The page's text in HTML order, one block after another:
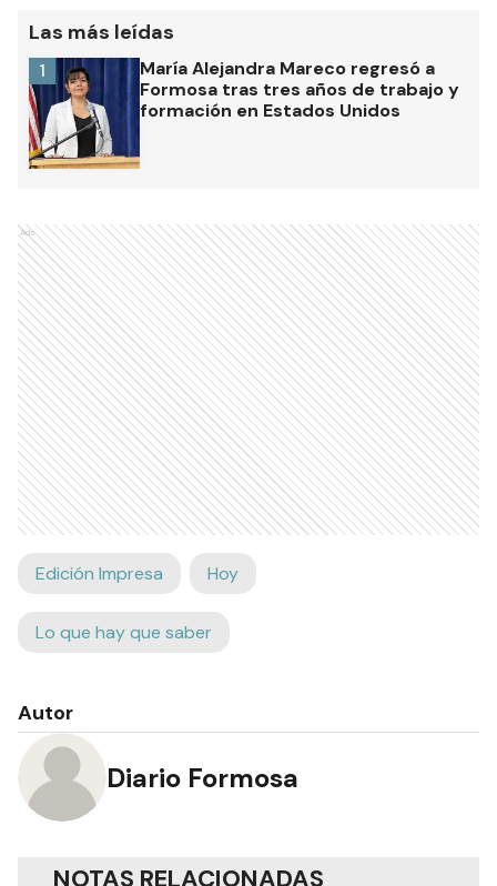
Las más leídas
María Alejandra Mareco regresó a
Formosa tras tres años de trabajo y
formación en Estados Unidos
1
Ads
Edición Impresa Hoy
Lo que hay que saber
Autor
Diario Formosa
NOTAS RELACIONADAS